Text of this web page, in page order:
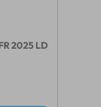
2025 LD